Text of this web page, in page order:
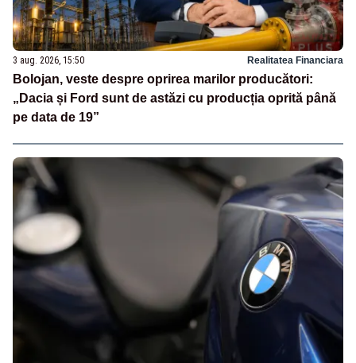
3 aug. 2026, 15:50 Realitatea Financiara
Bolojan, veste despre oprirea marilor producători:
„Dacia și Ford sunt de astăzi cu producția oprită până
pe data de 19”